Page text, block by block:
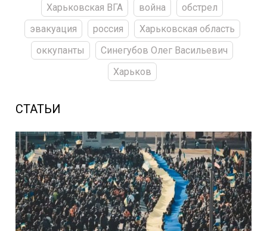
Харьковская ВГА война
обстрел
эвакуация
россия
Харьковская область
оккупанты
Синегубов Олег Васильевич
Харьков
СТАТЬИ